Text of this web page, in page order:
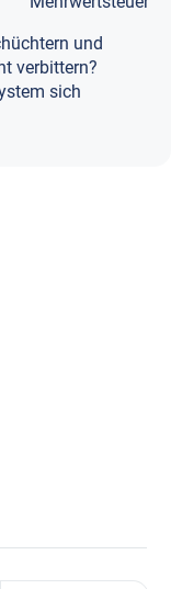
und
verbittern?
sich